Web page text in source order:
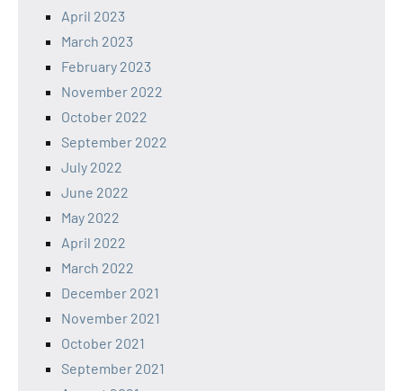
April 2023
March 2023
February 2023
November 2022
October 2022
September 2022
July 2022
June 2022
May 2022
April 2022
March 2022
December 2021
November 2021
October 2021
September 2021